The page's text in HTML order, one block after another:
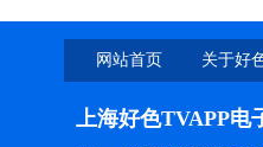
网站首页 关于好
上海好色TVAPP电